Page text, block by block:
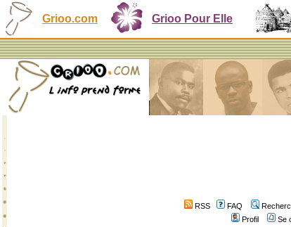
Grioo.com Grioo Pour Elle
RSS FAQ
Profil
Se